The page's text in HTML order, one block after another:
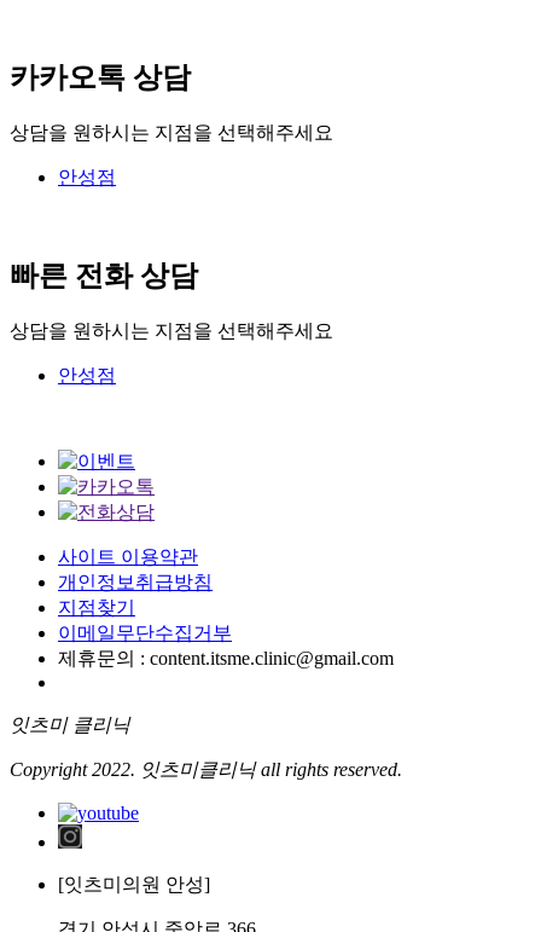
카카오톡 상담
상담을 원하시는 지점을 선택해주세요
안성점
빠른 전화 상담
상담을 원하시는 지점을 선택해주세요
안성점
사이트 이용약관
개인정보취급방침
지점찾기
이메일무단수집거부
제휴문의 : content.itsme.clinic@gmail.com
잇츠미 클리닉
Copyright 2022. 잇츠미클리닉 all rights reserved.
[잇츠미의원 안성]